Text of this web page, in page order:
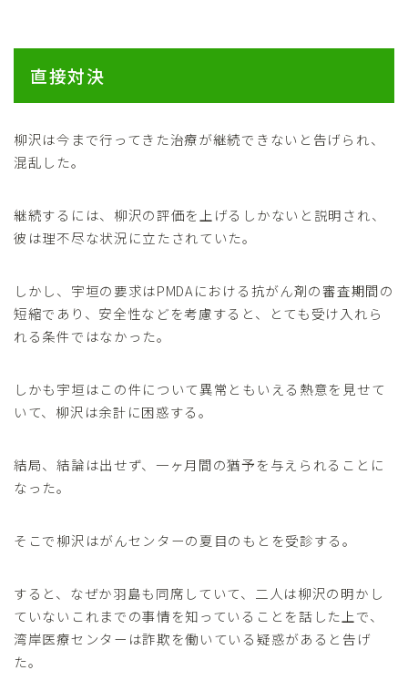
直接対決
柳沢は今まで行ってきた治療が継続できないと告げられ、
混乱した。
継続するには、柳沢の評価を上げるしかないと説明され、
彼は理不尽な状況に立たされていた。
しかし、宇垣の要求はPMDAにおける抗がん剤の審査期間の
短縮であり、安全性などを考慮すると、とても受け入れら
れる条件ではなかった。
しかも宇垣はこの件について異常ともいえる熱意を見せて
いて、柳沢は余計に困惑する。
結局、結論は出せず、一ヶ月間の猶予を与えられることに
なった。
そこで柳沢はがんセンターの夏目のもとを受診する。
すると、なぜか羽島も同席していて、二人は柳沢の明かし
ていないこれまでの事情を知っていることを話した上で、
湾岸医療センターは詐欺を働いている疑惑があると告げ
た。